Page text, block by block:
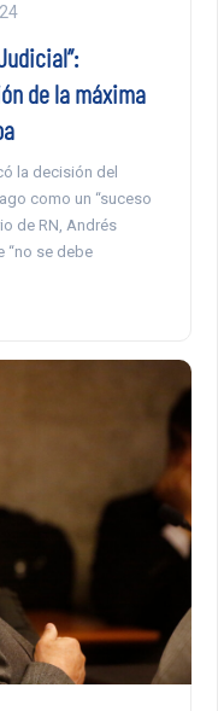
de la máxima
la decisión del
como un “suceso
de RN, Andrés
“no se debe